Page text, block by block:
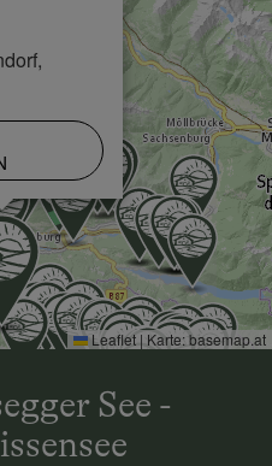
Leaflet | Karte:basemap.at
See -